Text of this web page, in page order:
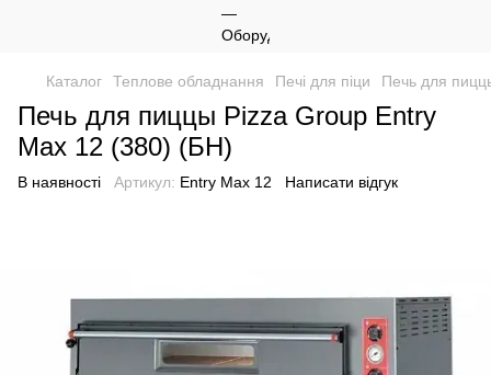
Каталог Теплове обладнання Печі для піци Печь для
Печь для пиццы Pizza Group Entry
Max 12 (380) (БН)
В наявності Артикул: Entry Max 12 Написати відгук